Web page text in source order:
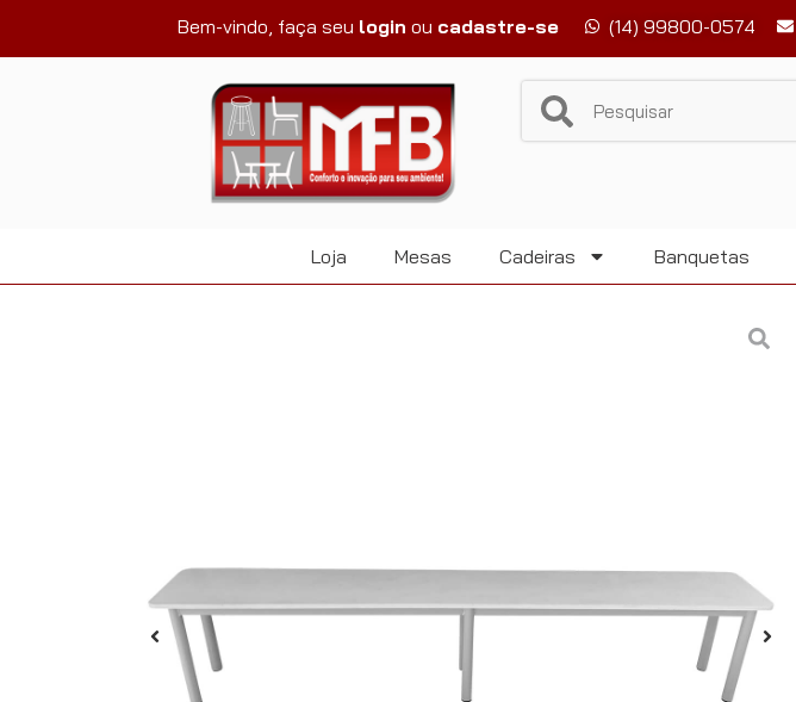
Bem-vindo, faça seu login ou cadastre-se (14) 99800-0574
Loja Mesas Cadeiras Banquetas